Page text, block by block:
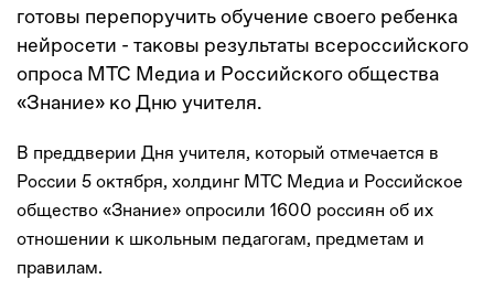
готовы перепоручить обучение своего ребенка
нейросети - таковы результаты всероссийского
опроса МТС Медиа и Российского общества
«Знание» ко Дню учителя.
В преддверии Дня учителя, который отмечается в
России 5 октября, холдинг МТС Медиа и Российское
общество «Знание» опросили 1600 россиян об их
отношении к школьным педагогам, предметам и
правилам.